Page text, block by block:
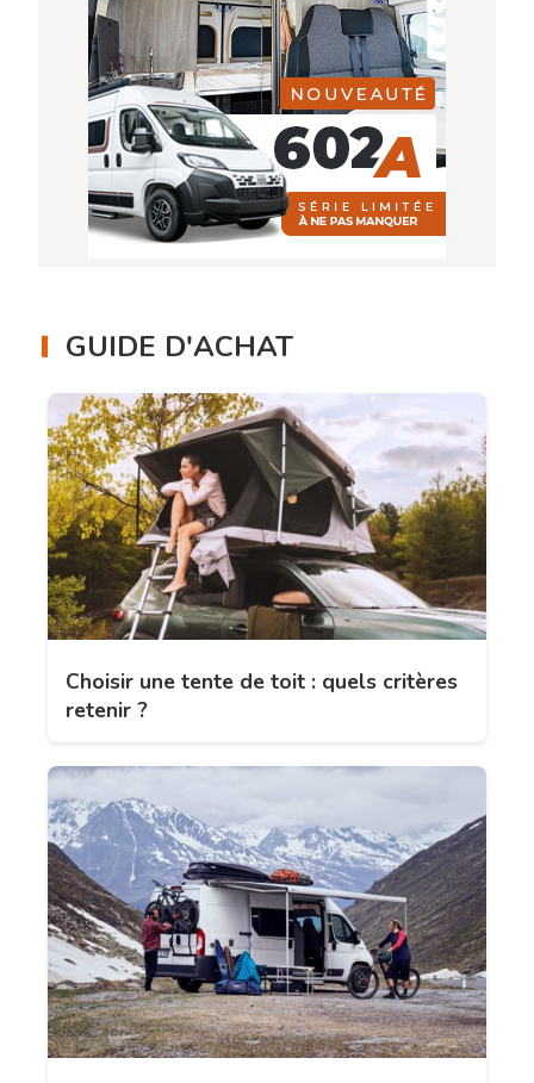
GUIDE D'ACHAT
Choisir une tente de toit : quels critères
retenir ?